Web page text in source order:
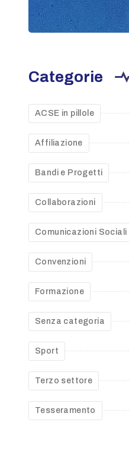
Categorie
ACSE in pillole
Affiliazione
Bandi e Progetti
Collaborazioni
Comunicazioni Sociali
Convenzioni
Formazione
Senza categoria
Sport
Terzo settore
Tesseramento